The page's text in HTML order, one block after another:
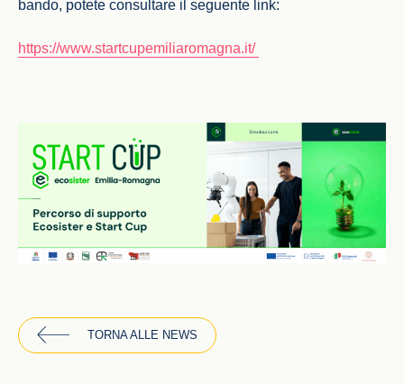
bando, potete consultare il seguente link:
https://www.startcupemiliaromagna.it/
TORNA ALLE NEWS